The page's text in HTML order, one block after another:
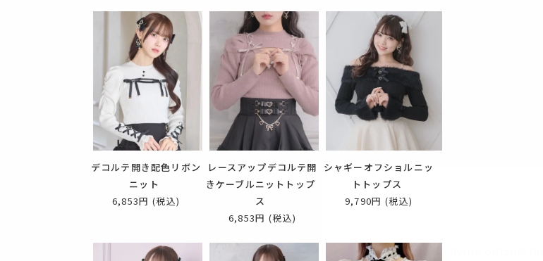
デコルテ開き配色リボン
ニット
6,853円 (税込)
レースアップデコルテ開
きケーブルニットトップ
ス
6,853円 (税込)
シャギーオフショルニッ
トトップス
9,790円 (税込)